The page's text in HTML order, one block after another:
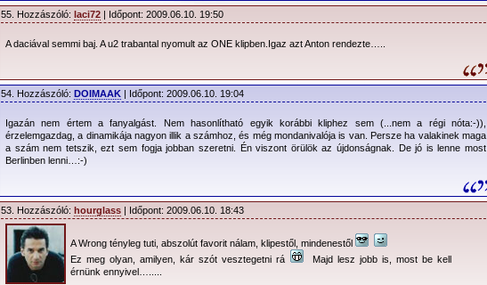
55. Hozzászóló: laci72 | Időpont: 2009.06.10. 19:50
A daciával semmi baj. A u2 trabantal nyomult az ONE klipben.Igaz azt Anton rendezte…..
54. Hozzászóló: DOIMAAK | Időpont: 2009.06.10. 19:04
Igazán nem értem a fanyalgást. Nem hasonlítható egyik korábbi kliphez sem (...nem a régi nóta:-)),
érzelemgazdag, a dinamikája nagyon illik a számhoz, és még mondanivalója is van. Persze ha valakinek maga
a szám nem tetszik, ezt sem fogja jobban szeretni. Én viszont örülök az újdonságnak. De jó is lenne most
Berlinben lenni…:-)
53. Hozzászóló: hourglass | Időpont: 2009.06.10. 18:43
A Wrong tényleg tuti, abszolút favorit nálam, klipestől, mindenestől
Ez meg olyan, amilyen, kár szót vesztegetni rá
Majd lesz jobb is, most be kell
érnünk ennyivel….....